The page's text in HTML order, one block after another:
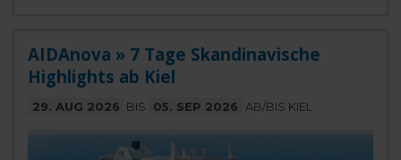
AIDAnova » 7 Tage Skandinavische
Highlights ab Kiel
29. AUG 2026 BIS 05. SEP 2026 AB/BIS KIEL